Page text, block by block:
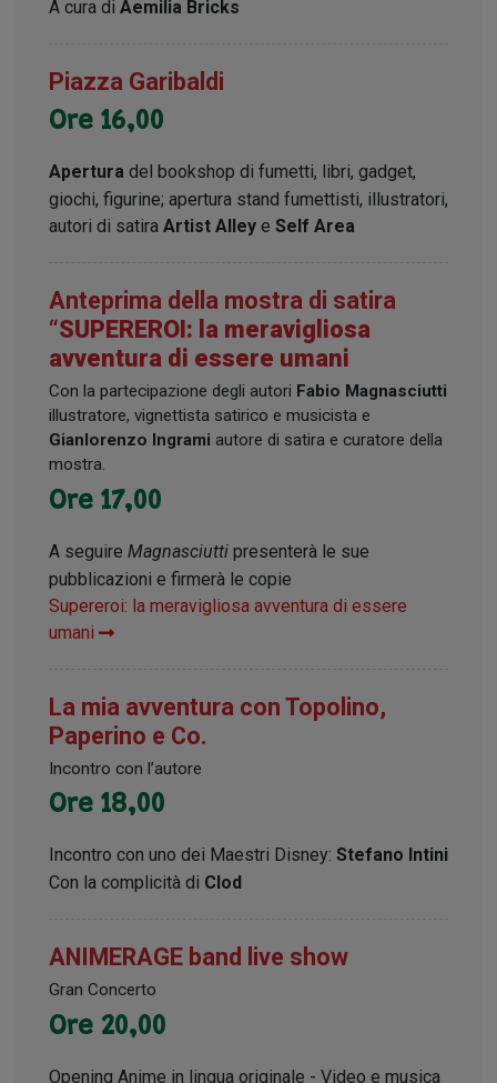
A cura di Aemilia Bricks
Piazza Garibaldi
Ore 16,00
Apertura del bookshop di fumetti, libri, gadget,
giochi, figurine; apertura stand fumettisti, illustratori,
autori di satira Artist Alley e Self Area
Anteprima della mostra di satira
“SUPEREROI: la meravigliosa
avventura di essere umani
Con la partecipazione degli autori Fabio Magnasciutti
illustratore, vignettista satirico e musicista e
Gianlorenzo Ingrami autore di satira e curatore della
mostra.
Ore 17,00
A seguire Magnasciutti presenterà le sue
pubblicazioni e firmerà le copie
Supereroi: la meravigliosa avventura di essere
umani
La mia avventura con Topolino,
Paperino e Co.
Incontro con l’autore
Ore 18,00
Incontro con uno dei Maestri Disney: Stefano Intini
Con la complicità di Clod
ANIMERAGE band live show
Gran Concerto
Ore 20,00
Opening Anime in lingua originale - Video e musica